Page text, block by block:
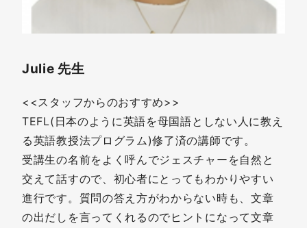
Julie 先生
<<スタッフからのおすすめ>>
TEFL(日本のように英語を母国語としない人に教え
る英語教授法プログラム)修了済の講師です。
受講生の名前をよく呼んでジェスチャーを自然と
交えて話すので、初心者にとってもわかりやすい
進行です。質問の答え方がわからない時も、文章
の出だしを言ってくれるのでヒントになって文章